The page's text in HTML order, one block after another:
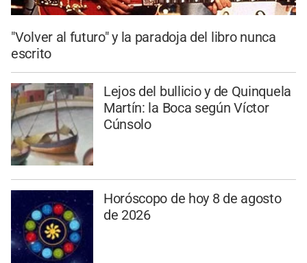
"Volver al futuro" y la paradoja del libro nunca
escrito
Lejos del bullicio y de Quinquela
Martín: la Boca según Víctor
Cúnsolo
Horóscopo de hoy 8 de agosto
de 2026